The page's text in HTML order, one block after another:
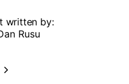
written by:
Rusu